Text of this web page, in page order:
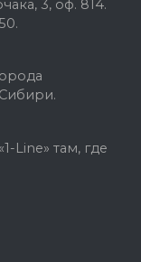
3, оф. 814.
Line» там, где